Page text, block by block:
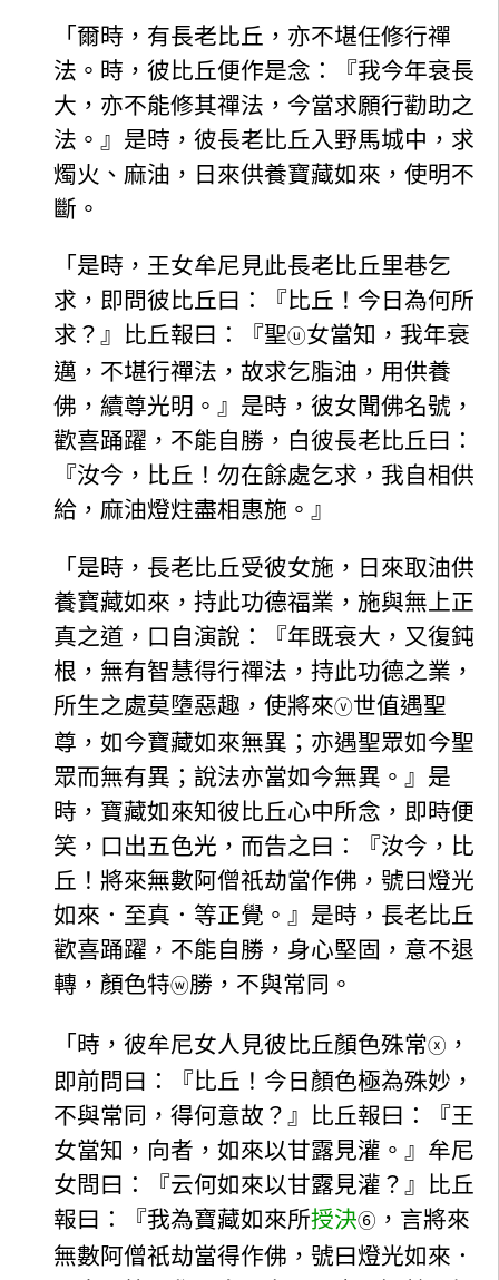
「爾時，有長老比丘，亦不堪任修行禪
法。時，彼比丘便作是念：『我今年衰長
大，亦不能修其禪法，今當求願行勸助之
法。』是時，彼長老比丘入野馬城中，求
燭火、麻油，日來供養寶藏如來，使明不
斷。
「是時，王女牟尼見此長老比丘里巷乞
求，即問彼比丘曰：『比丘！今日為何所
求？』比丘報曰：『聖ⓤ女當知，我年衰
邁，不堪行禪法，故求乞脂油，用供養
佛，續尊光明。』是時，彼女聞佛名號，
歡喜踊躍，不能自勝，白彼長老比丘曰：
『汝今，比丘！勿在餘處乞求，我自相供
給，麻油燈炷盡相惠施。』
「是時，長老比丘受彼女施，日來取油供
養寶藏如來，持此功德福業，施與無上正
真之道，口自演說：『年既衰大，又復鈍
根，無有智慧得行禪法，持此功德之業，
所生之處莫墮惡趣，使將來ⓥ世值遇聖
尊，如今寶藏如來無異；亦遇聖眾如今聖
眾而無有異；說法亦當如今無異。』是
時，寶藏如來知彼比丘心中所念，即時便
笑，口出五色光，而告之曰：『汝今，比
丘！將來無數阿僧祇劫當作佛，號曰燈光
如來．至真．等正覺。』是時，長老比丘
歡喜踊躍，不能自勝，身心堅固，意不退
轉，顏色特ⓦ勝，不與常同。
「時，彼牟尼女人見彼比丘顏色殊常ⓧ ，
即前問曰：『比丘！今日顏色極為殊妙，
不與常同，得何意故？』比丘報曰：『王
女當知，向者，如來以甘露見灌。』牟尼
女問曰：『云何如來以甘露見灌？』比丘
報曰：『我為寶藏如來所授決⑥ ，言將來
無數阿僧祇劫當得作佛，號曰燈光如來．